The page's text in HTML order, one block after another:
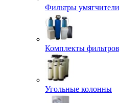
Фильтры умягчители
Комплекты
Угольные колонны